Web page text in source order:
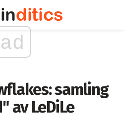
ad
samling
av LeDiLe